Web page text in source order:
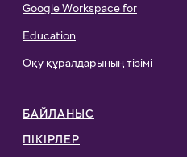
Google Workspace for
Education
Оқу құралдарының тізімі
БАЙЛАНЫС
ПІКІРЛЕР